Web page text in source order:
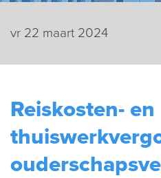
vr 22 maart 2024
Reiskosten- en